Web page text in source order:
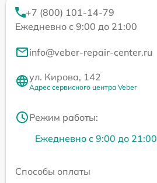
+7 (800) 101-14-79
Ежедневно с 9:00 до 21:00
info@veber-repair-center.ru
ул. Кирова, 142
Адрес сервисного центра Veber
Режим работы:
Ежедневно с 9:00 до 21:00
Способы оплаты